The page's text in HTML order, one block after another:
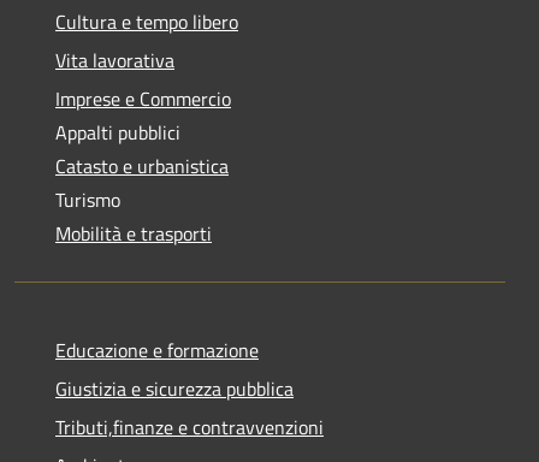
Cultura e tempo libero
Vita lavorativa
Imprese e Commercio
Appalti pubblici
Catasto e urbanistica
Turismo
Mobilità e trasporti
Educazione e formazione
Giustizia e sicurezza pubblica
Tributi,finanze e contravvenzioni